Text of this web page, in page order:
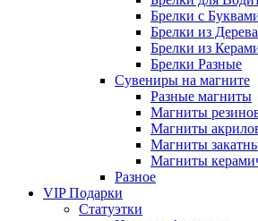
Брелки с
Брелки из Дерева
Брелки из
Брелки Разные
Сувениры на магните
Разные магниты
Магниты
Магниты
Магниты
Магниты
Разное
VIP Подарки
Статуэтки